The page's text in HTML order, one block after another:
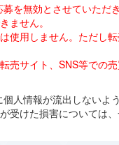
を無効とさせていただ
ません。
使用しません。ただし
売サイト、SNS等での
人情報が流出しないよ
受けた損害については